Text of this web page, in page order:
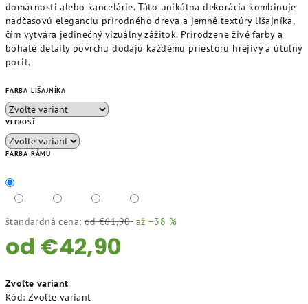
domácnosti alebo kancelárie. Táto unikátna dekorácia kombinuje
nadčasovú eleganciu prírodného dreva a jemné textúry lišajníka,
čím vytvára jedinečný vizuálny zážitok. Prirodzene živé farby a
bohaté detaily povrchu dodajú každému priestoru hrejivý a útulný
pocit.
FARBA LIŠAJNÍKA
VEĽKOSŤ
FARBA RÁMU
štandardná cena: od €61,90 až –38 %
od €42,90
cena:
Zvoľte variant
Kód: Zvoľte variant